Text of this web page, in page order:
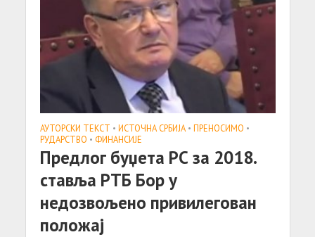
АУТОРСКИ ТЕКСТ • ИСТОЧНА СРБИЈА • ПРЕНОСИМО •
РУДАРСТВО • ФИНАНСИЈЕ
Предлог буџета РС за 2018.
ставља РТБ Бор у
недозвољено привилегован
положај